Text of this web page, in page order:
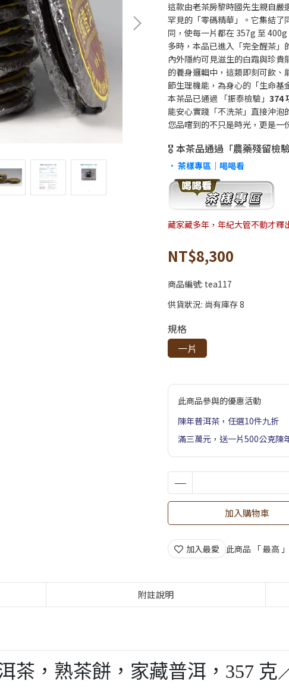
這款由老茶房黎時國先生親自嚴
罕見的「零碼精華」。它集結了
同，使每一片都在 357g 至
多時，本品已進入「完全醒茶
內外隱約可見滋生的白霜與珍
的養身邏輯中，這類即刻可飲
節生理機能，為身心的「生命基
本茶品已通過 「振泰檢驗」 374
能安心實踐「不洗茶」直接沖泡
您品嚐到的不只是時光，更是一
🎖️ 本茶品通過「農藥殘留檢
• 茶樣專區｜喝喝看
藏家藏多年，年紀大管不動才釋
NT$8,300
商品編號: tea117
供貨狀況: 尚有庫存 8
規格
一片
此商品參與的優惠活動
陳年普洱茶，任選10件九折
滿三萬元，送一片500公克陳
加入購物車
加入最愛 此商品 「 最高
附註說明
茶，熟茶餅，家藏普洱，357 克